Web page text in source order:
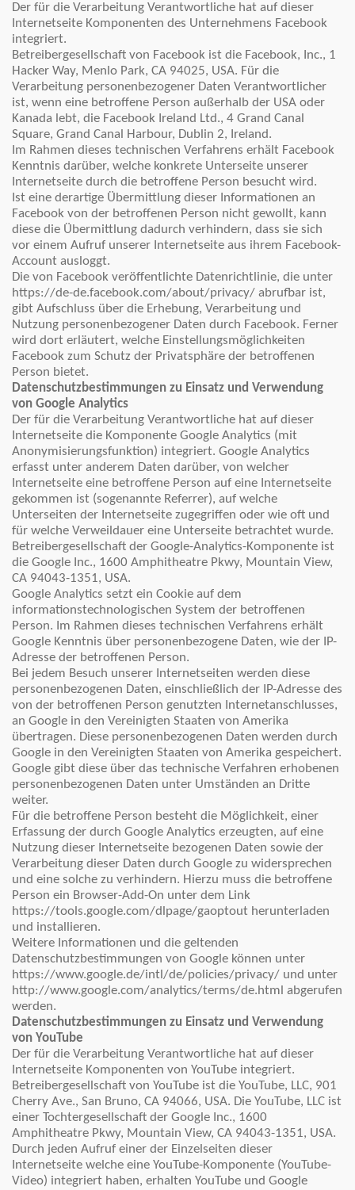
Der für die Verarbeitung Verantwortliche hat auf dieser
Internetseite Komponenten des Unternehmens Facebook
integriert.
Betreibergesellschaft von Facebook ist die Facebook, Inc., 1
Hacker Way, Menlo Park, CA 94025, USA. Für die
Verarbeitung personenbezogener Daten Verantwortlicher
ist, wenn eine betroffene Person außerhalb der USA oder
Kanada lebt, die Facebook Ireland Ltd., 4 Grand Canal
Square, Grand Canal Harbour, Dublin 2, Ireland.
Im Rahmen dieses technischen Verfahrens erhält Facebook
Kenntnis darüber, welche konkrete Unterseite unserer
Internetseite durch die betroffene Person besucht wird.
Ist eine derartige Übermittlung dieser Informationen an
Facebook von der betroffenen Person nicht gewollt, kann
diese die Übermittlung dadurch verhindern, dass sie sich
vor einem Aufruf unserer Internetseite aus ihrem Facebook-
Account ausloggt.
Die von Facebook veröffentlichte Datenrichtlinie, die unter
https://de-de.facebook.com/about/privacy/ abrufbar ist,
gibt Aufschluss über die Erhebung, Verarbeitung und
Nutzung personenbezogener Daten durch Facebook. Ferner
wird dort erläutert, welche Einstellungsmöglichkeiten
Facebook zum Schutz der Privatsphäre der betroffenen
Person bietet.
Datenschutzbestimmungen zu Einsatz und Verwendung
von Google Analytics
Der für die Verarbeitung Verantwortliche hat auf dieser
Internetseite die Komponente Google Analytics (mit
Anonymisierungsfunktion) integriert. Google Analytics
erfasst unter anderem Daten darüber, von welcher
Internetseite eine betroffene Person auf eine Internetseite
gekommen ist (sogenannte Referrer), auf welche
Unterseiten der Internetseite zugegriffen oder wie oft und
für welche Verweildauer eine Unterseite betrachtet wurde.
Betreibergesellschaft der Google-Analytics-Komponente ist
die Google Inc., 1600 Amphitheatre Pkwy, Mountain View,
CA 94043-1351, USA.
Google Analytics setzt ein Cookie auf dem
informationstechnologischen System der betroffenen
Person. Im Rahmen dieses technischen Verfahrens erhält
Google Kenntnis über personenbezogene Daten, wie der IP-
Adresse der betroffenen Person.
Bei jedem Besuch unserer Internetseiten werden diese
personenbezogenen Daten, einschließlich der IP-Adresse des
von der betroffenen Person genutzten Internetanschlusses,
an Google in den Vereinigten Staaten von Amerika
übertragen. Diese personenbezogenen Daten werden durch
Google in den Vereinigten Staaten von Amerika gespeichert.
Google gibt diese über das technische Verfahren erhobenen
personenbezogenen Daten unter Umständen an Dritte
weiter.
Für die betroffene Person besteht die Möglichkeit, einer
Erfassung der durch Google Analytics erzeugten, auf eine
Nutzung dieser Internetseite bezogenen Daten sowie der
Verarbeitung dieser Daten durch Google zu widersprechen
und eine solche zu verhindern. Hierzu muss die betroffene
Person ein Browser-Add-On unter dem Link
https://tools.google.com/dlpage/gaoptout herunterladen
und installieren.
Weitere Informationen und die geltenden
Datenschutzbestimmungen von Google können unter
https://www.google.de/intl/de/policies/privacy/ und unter
http://www.google.com/analytics/terms/de.html abgerufen
werden.
Datenschutzbestimmungen zu Einsatz und Verwendung
von YouTube
Der für die Verarbeitung Verantwortliche hat auf dieser
Internetseite Komponenten von YouTube integriert.
Betreibergesellschaft von YouTube ist die YouTube, LLC, 901
Cherry Ave., San Bruno, CA 94066, USA. Die YouTube, LLC ist
einer Tochtergesellschaft der Google Inc., 1600
Amphitheatre Pkwy, Mountain View, CA 94043-1351, USA.
Durch jeden Aufruf einer der Einzelseiten dieser
Internetseite welche eine YouTube-Komponente (YouTube-
Video) integriert haben, erhalten YouTube und Google